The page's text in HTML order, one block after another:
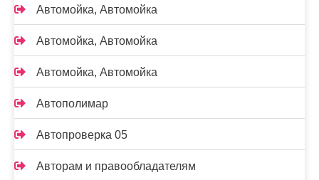
Автомойка, Автомойка
Автомойка, Автомойка
Автомойка, Автомойка
Автополимар
Автопроверка 05
Авторам и правообладателям